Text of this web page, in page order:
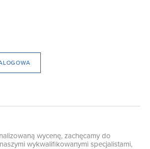
wycenę, zachęcamy do
wykwalifikowanymi specjalistami,